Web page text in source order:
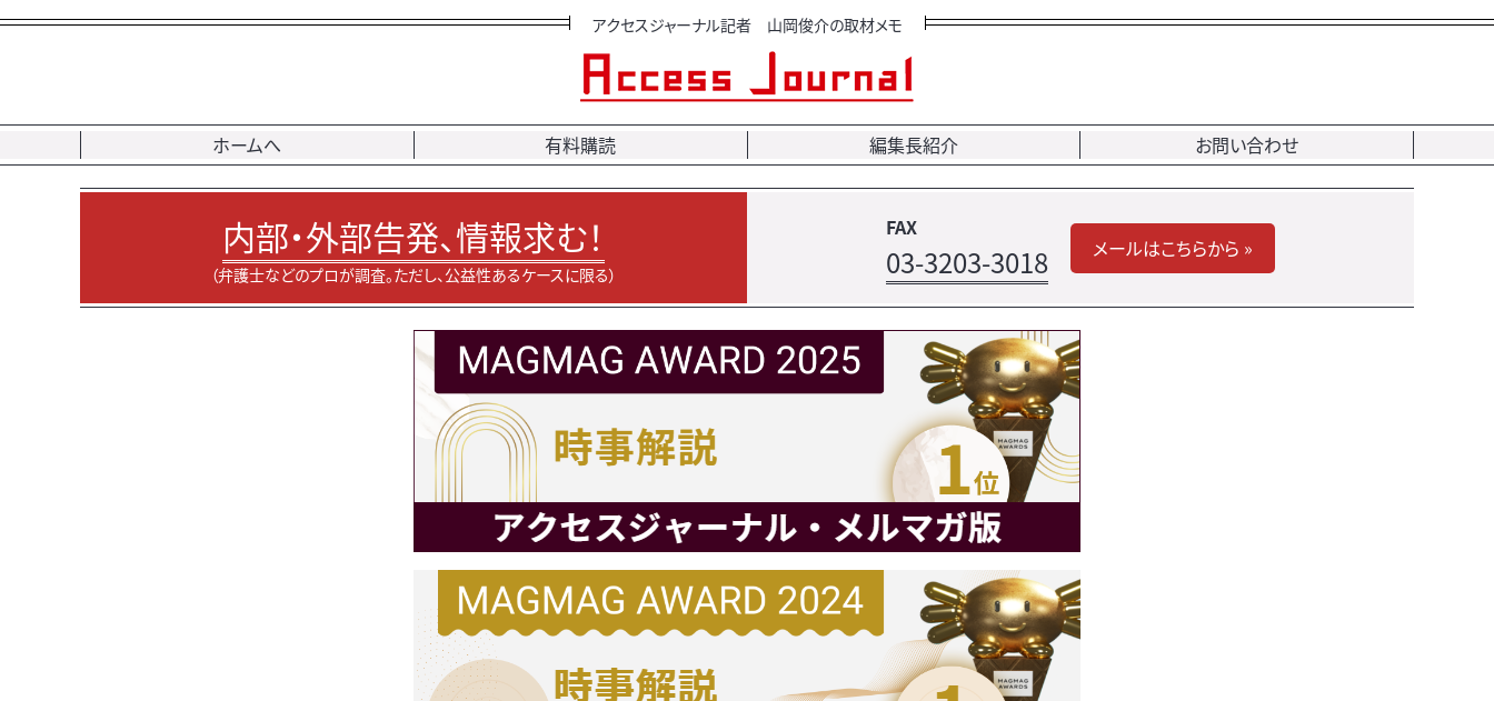
アクセスジャーナル記者 山岡俊介の取材メモ
ホームへ 有料購読 編集長紹介 お問い合わせ
内部・外部告発、情報求む！
（弁護士などのプロが調査。ただし、公益性あるケースに限る）
FAX
03-3203-3018 メールはこちらから »